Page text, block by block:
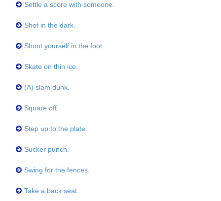
Settle a score with someone.
Shot in the dark.
Shoot yourself in the foot.
Skate on thin ice.
(A) slam dunk.
Square off.
Step up to the plate.
Sucker punch.
Swing for the fences.
Take a back seat.